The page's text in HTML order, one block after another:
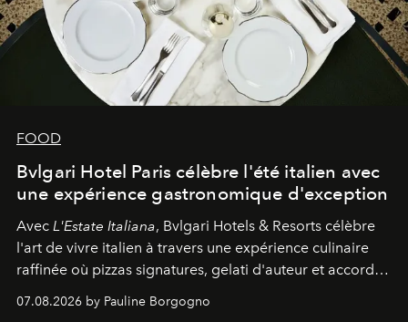
FOOD
Bvlgari Hotel Paris célèbre l'été italien avec
une expérience gastronomique d'exception
Avec L'Estate Italiana, Bvlgari Hotels & Resorts célèbre
l'art de vivre italien à travers une expérience culinaire
raffinée où pizzas signatures, gelati d'auteur et accords
d'exception composent un véritable voyage sensoriel.
07.08.2026 by Pauline Borgogno